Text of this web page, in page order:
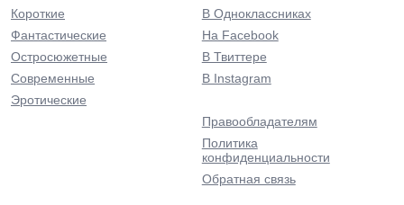
Короткие
Фантастические
Остросюжетные
Современные
Эротические
В Одноклассниках
На Facebook
В Твиттере
В Instagram
Правообладателям
Политика
конфиденциальности
Обратная связь